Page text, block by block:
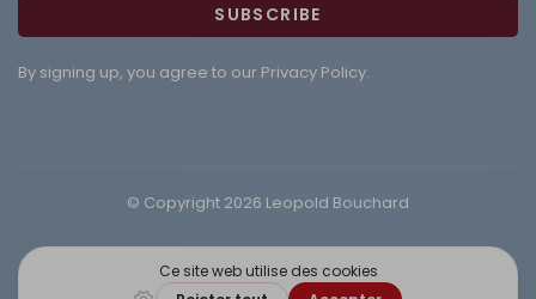
SUBSCRIBE
By signing up, you agree to our Privacy Policy.
© Copyright 2026 Leopold Bouchard